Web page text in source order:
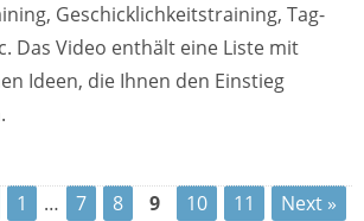
Geschicklichkeitstraining, Tag-
Das Video enthält eine Liste mit
Ideen, die Ihnen den Einstieg
1 … 7 8 9 10 11 Next »